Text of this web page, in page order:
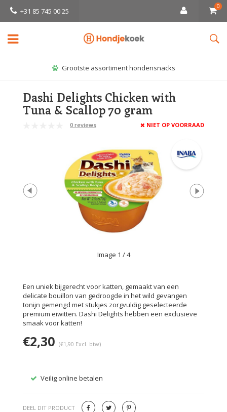
+31 85 745 00 25
0
Grootste assortiment hondensnacks
Dashi Delights Chicken with
Tuna & Scallop 70 gram
0 reviews NIET OP VOORRAAD
Image 1 / 4
Een uniek bijgerecht voor katten, gemaakt van een
delicate bouillon van gedroogde in het wild gevangen
tonijn gemengd met stukjes zorgvuldig geselecteerde
premium eiwitten. Dashi Delights hebben een exclusieve
smaak voor katten!
€2,30 (€1,90 Excl. btw)
Veilig online betalen
DEEL DIT PRODUCT